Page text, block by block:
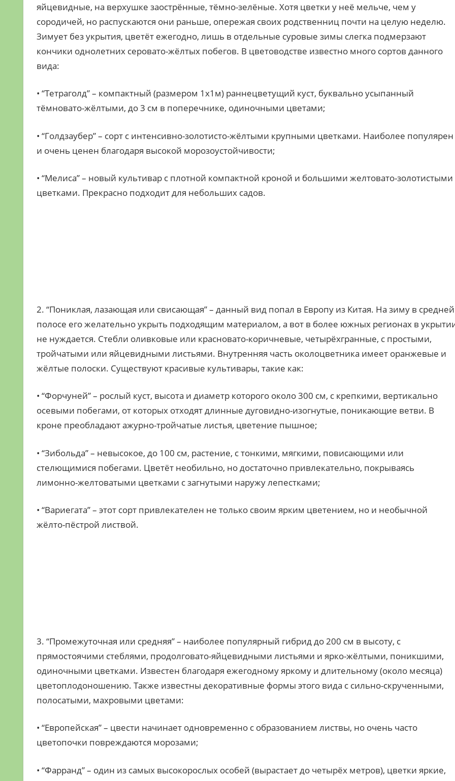
яйцевидные, на верхушке заострённые, тёмно-зелёные. Хотя цветки у неё мельче, чем у
сородичей, но распускаются они раньше, опережая своих родственниц почти на целую неделю.
Зимует без укрытия, цветёт ежегодно, лишь в отдельные суровые зимы слегка подмерзают
кончики однолетних серовато-жёлтых побегов. В цветоводстве известно много сортов данного
вида:
• “Тетраголд” – компактный (размером 1х1м) раннецветущий куст, буквально усыпанный
тёмновато-жёлтыми, до 3 см в поперечнике, одиночными цветами;
• “Голдзаубер” – сорт с интенсивно-золотисто-жёлтыми крупными цветками. Наиболее популярен
и очень ценен благодаря высокой морозоустойчивости;
• “Мелиса” – новый культивар с плотной компактной кроной и большими желтовато-золотистыми
цветками. Прекрасно подходит для небольших садов.
2. “Пониклая, лазающая или свисающая” – данный вид попал в Европу из Китая. На зиму в средней
полосе его желательно укрыть подходящим материалом, а вот в более южных регионах в
не нуждается. Стебли оливковые или красновато-коричневые, четырёхгранные, с простыми,
тройчатыми или яйцевидными листьями. Внутренняя часть околоцветника имеет оранжевые и
жёлтые полоски. Существуют красивые культивары, такие как:
• “Форчуней” – рослый куст, высота и диаметр которого около 300 см, с крепкими, вертикально
осевыми побегами, от которых отходят длинные дуговидно-изогнутые, поникающие ветви. В
кроне преобладают ажурно-тройчатые листья, цветение пышное;
• “Зибольда” – невысокое, до 100 см, растение, с тонкими, мягкими, повисающими или
стелющимися побегами. Цветёт необильно, но достаточно привлекательно, покрываясь
лимонно-желтоватыми цветками с загнутыми наружу лепестками;
• “Вариегата” – этот сорт привлекателен не только своим ярким цветением, но и необычной
жёлто-пёстрой листвой.
3. “Промежуточная или средняя” – наиболее популярный гибрид до 200 см в высоту, с
прямостоячими стеблями, продолговато-яйцевидными листьями и ярко-жёлтыми, поникшими,
одиночными цветками. Известен благодаря ежегодному яркому и длительному (около месяца)
цветоплодоношению. Также известны декоративные формы этого вида с сильно-скрученными,
полосатыми, махровыми цветами:
• “Европейская” – цвести начинает одновременно с образованием листвы, но очень часто
цветопочки повреждаются морозами;
• “Фарранд” – один из самых высокорослых особей (вырастает до четырёх метров), цветки яркие,